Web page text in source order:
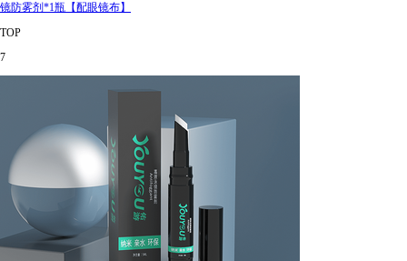
镜防雾剂*1瓶【配眼镜布】
TOP
7